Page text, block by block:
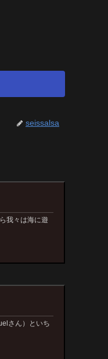
seissalsa
我々は海に遊
さん）といち